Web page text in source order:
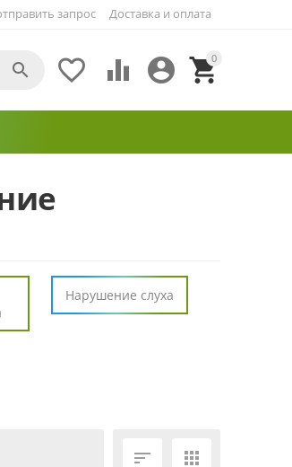
запрос Доставка и оплата
0


 

Нарушение слуха
 